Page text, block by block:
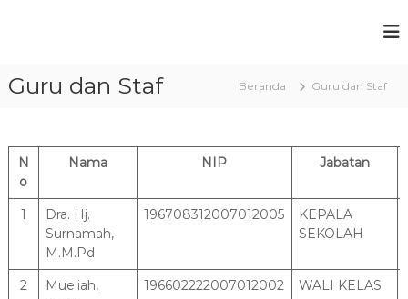
K
K
o
t
a
n
d
U
n
g
g
u
B
e
Guru dan Staf Beranda Guru dan Staf
N
o
Nama NIP Jabatan
1
Dra. Hj.
Surnamah,
M.M.Pd
196708312007012005
KEPALA
SEKOLAH
2
Mueliah,
196602222007012002 WALI KELAS